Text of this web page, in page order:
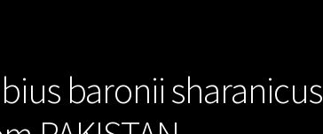
baronii sharanicus